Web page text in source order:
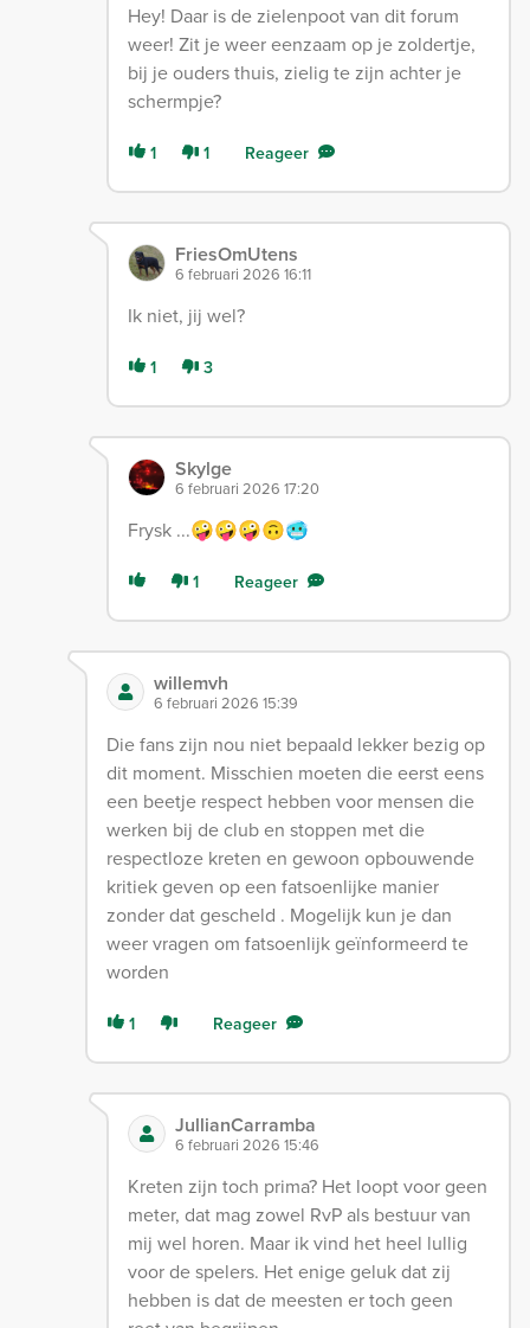
Hey! Daar is de zielenpoot van dit forum
weer! Zit je weer eenzaam op je zoldertje,
bij je ouders thuis, zielig te zijn achter je
schermpje?
1 1 Reageer
FriesOmUtens
6 februari 2026 16:11
Ik niet, jij wel?
1 3
Skylge
6 februari 2026 17:20
Frysk ...🤪🤪🤪🙃🥶
1 Reageer
willemvh
6 februari 2026 15:39
Die fans zijn nou niet bepaald lekker bezig op
dit moment. Misschien moeten die eerst eens
een beetje respect hebben voor mensen die
werken bij de club en stoppen met die
respectloze kreten en gewoon opbouwende
kritiek geven op een fatsoenlijke manier
zonder dat gescheld . Mogelijk kun je dan
weer vragen om fatsoenlijk geïnformeerd te
worden
1 Reageer
JullianCarramba
6 februari 2026 15:46
Kreten zijn toch prima? Het loopt voor geen
meter, dat mag zowel RvP als bestuur van
mij wel horen. Maar ik vind het heel lullig
voor de spelers. Het enige geluk dat zij
hebben is dat de meesten er toch geen